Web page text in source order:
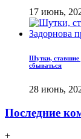
17 июнь,
Шутки, ставшие
сбываться
28 июнь,
Последние
+